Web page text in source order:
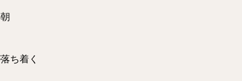
ち着く